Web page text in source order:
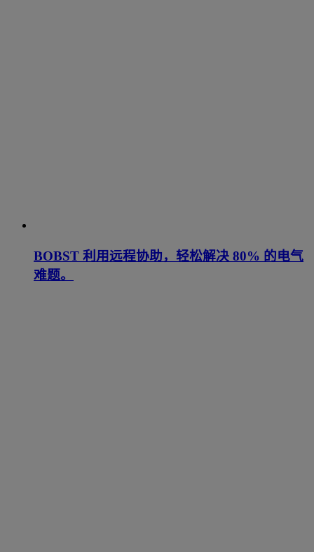
BOBST 利用远程协助，轻松解决 80% 的电气
难题。